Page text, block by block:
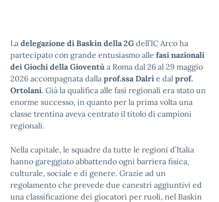
La delegazione di Baskin della 2G dell’IC Arco ha
partecipato con grande entusiasmo alle fasi nazionali
dei Giochi della Gioventù a Roma dal 26 al 29 maggio
2026 accompagnata dalla prof.ssa Dalrì e dal prof.
Ortolani. Già la qualifica alle fasi regionali era stato un
enorme successo, in quanto per la prima volta una
classe trentina aveva centrato il titolo di campioni
regionali.
Nella capitale, le squadre da tutte le regioni d’Italia
hanno gareggiato abbattendo ogni barriera fisica,
culturale, sociale e di genere. Grazie ad un
regolamento che prevede due canestri aggiuntivi ed
una classificazione dei giocatori per ruoli, nel Baskin